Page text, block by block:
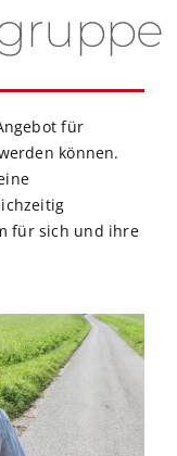
für
können.
für sich und ihre